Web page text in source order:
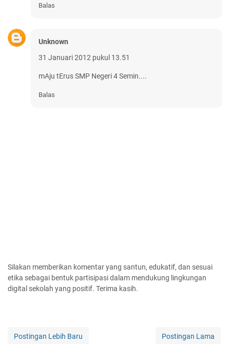
Balas
Unknown
31 Januari 2012 pukul 13.51
mAju tErus SMP Negeri 4 Semin....
Balas
Silakan memberikan komentar yang santun, edukatif, dan sesuai
etika sebagai bentuk partisipasi dalam mendukung lingkungan
digital sekolah yang positif. Terima kasih.
Postingan Lebih Baru Postingan Lama